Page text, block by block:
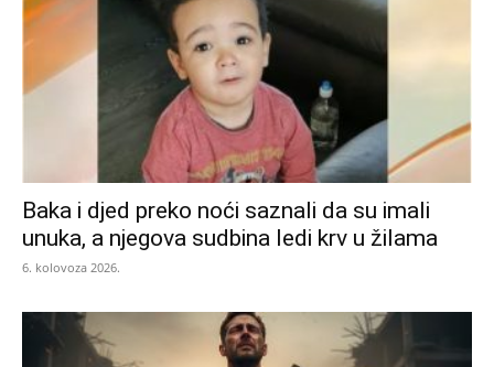
Baka i djed preko noći saznali da su imali
unuka, a njegova sudbina ledi krv u žilama
6. kolovoza 2026.